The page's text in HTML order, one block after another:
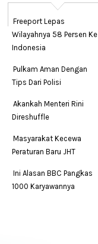
Freeport Lepas
Wilayahnya 58 Persen Ke
Indonesia
Pulkam Aman Dengan
Tips Dari Polisi
Akankah Menteri Rini
Direshuffle
Masyarakat Kecewa
Peraturan Baru JHT
Ini Alasan BBC Pangkas
1000 Karyawannya